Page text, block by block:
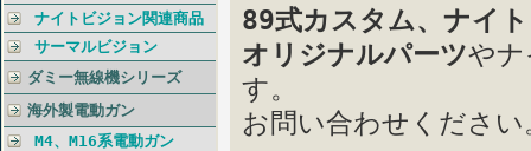
ナイトビジョン関連商品
サーマルビジョン
ダミー無線機シリーズ
海外製電動ガン
M4、M16系電動ガン
89式カスタム、ナイ
オリジナルパーツや
す。
お問い合わせください